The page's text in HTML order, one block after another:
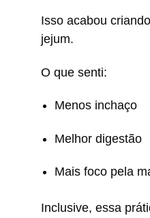
Isso acabou
jejum.
O que senti:
Menos inchaço
Melhor digestão
Mais foco pela
Inclusive, essa